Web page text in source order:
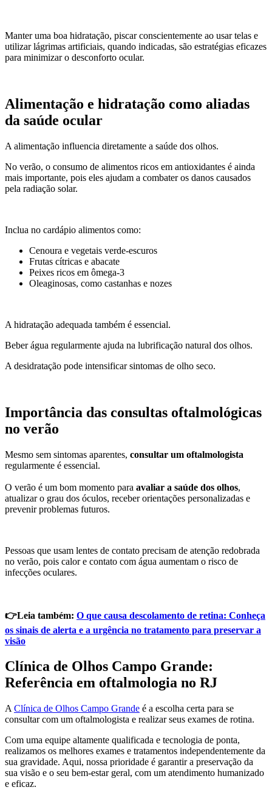
Manter uma boa hidratação, piscar conscientemente ao usar telas e
utilizar lágrimas artificiais, quando indicadas, são estratégias eficazes
para minimizar o desconforto ocular.
Alimentação e hidratação como aliadas
da saúde ocular
A alimentação influencia diretamente a saúde dos olhos.
No verão, o consumo de alimentos ricos em antioxidantes é ainda
mais importante, pois eles ajudam a combater os danos causados
pela radiação solar.
Inclua no cardápio alimentos como:
Cenoura e vegetais verde-escuros
Frutas cítricas e abacate
Peixes ricos em ômega-3
Oleaginosas, como castanhas e nozes
A hidratação adequada também é essencial.
Beber água regularmente ajuda na lubrificação natural dos olhos.
A desidratação pode intensificar sintomas de olho seco.
Importância das consultas oftalmológicas
no verão
Mesmo sem sintomas aparentes, consultar um oftalmologista
regularmente é essencial.
O verão é um bom momento para avaliar a saúde dos olhos,
atualizar o grau dos óculos, receber orientações personalizadas e
prevenir problemas futuros.
Pessoas que usam lentes de contato precisam de atenção redobrada
no verão, pois calor e contato com água aumentam o risco de
infecções oculares.
👉Leia também: O que causa descolamento de retina: Conheça
os sinais de alerta e a urgência no tratamento para preservar a
visão
Clínica de Olhos Campo Grande:
Referência em oftalmologia no RJ
A Clínica de Olhos Campo Grande é a escolha certa para se
consultar com um oftalmologista e realizar seus exames de rotina.
Com uma equipe altamente qualificada e tecnologia de ponta,
realizamos os melhores exames e tratamentos independentemente da
sua gravidade. Aqui, nossa prioridade é garantir a preservação da
sua visão e o seu bem-estar geral, com um atendimento humanizado
e eficaz.